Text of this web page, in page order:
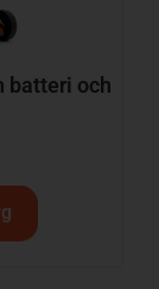
batteri och